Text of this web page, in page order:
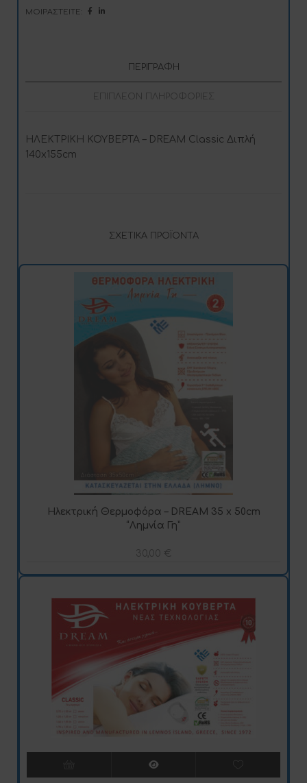
ΜΟΙΡΑΣΤΕΊΤΕ:
ΠΕΡΙΓΡΑΦΉ
ΕΠΙΠΛΈΟΝ ΠΛΗΡΟΦΟΡΊΕΣ
ΗΛΕΚΤΡΙΚΗ ΚΟΥΒΕΡΤΑ – DREAM Classic Διπλή
140x155cm
ΣΧΕΤΙΚΆ ΠΡΟΪΌΝΤΑ
Ηλεκτρική Θερμοφόρα – DREAM 35 x 50cm
“Λημνία Γη”
30,00 €